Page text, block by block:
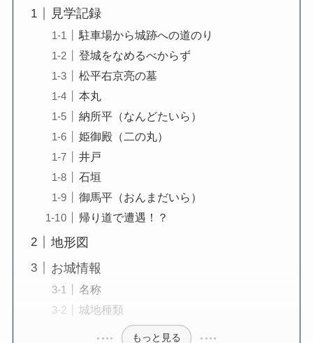
見学記録
駐車場から城跡への道のり
登城をなめるべからず
松平右京亮の墓
本丸
納所平（なんどたいら）
姫御殿（二の丸）
井戸
石垣
御馬平（おんまだいら）
帰り道で遭遇！？
地形図
お城情報
名称
城地種類
もっと見る